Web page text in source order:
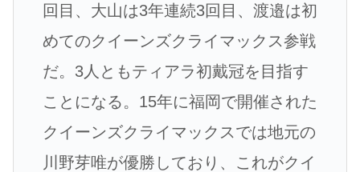
回目、大山は3年連続3回目、渡邉は初
めてのクイーンズクライマックス参戦
だ。3人ともティアラ初戴冠を目指す
ことになる。15年に福岡で開催された
クイーンズクライマックスでは地元の
川野芽唯が優勝しており、これがクイ